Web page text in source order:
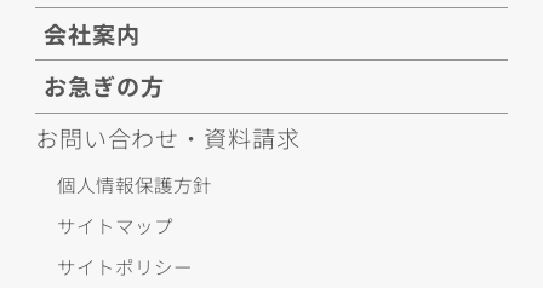
会社案内
お急ぎの方
お問い合わせ・資料請求
個人情報保護方針
サイトマップ
サイトポリシー